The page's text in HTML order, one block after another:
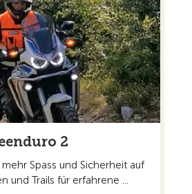
2
Spass und Sicherheit auf
und Trails für erfahrene ...